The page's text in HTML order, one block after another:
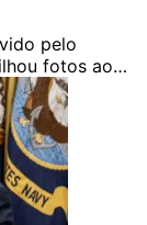
pelo
fotos ao…